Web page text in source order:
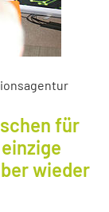
für
wieder